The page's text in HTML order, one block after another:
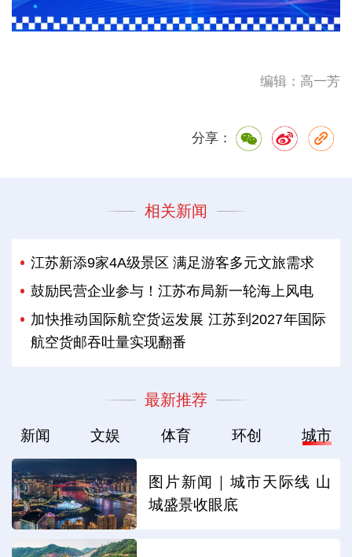
编辑：高一芳
分享：
相关新闻
江苏新添9家4A级景区 满足游客多元文旅需求
鼓励民营企业参与！江苏布局新一轮海上风电
加快推动国际航空货运发展 江苏到2027年国际
航空货邮吞吐量实现翻番
最新推荐
新闻 文娱 体育 环创 城市
图片新闻｜城市天际线 山
城盛景收眼底